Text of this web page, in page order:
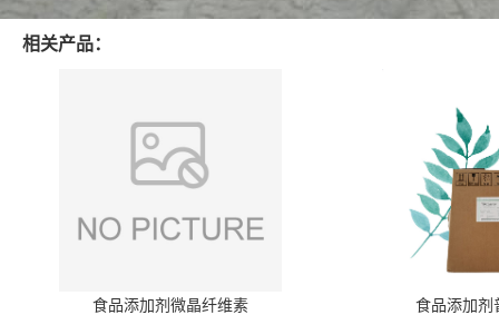
相关产品：
食品添加剂微晶纤维素 食品添加剂